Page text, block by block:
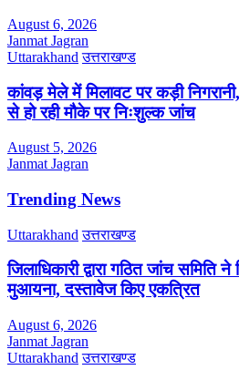
August 6, 2026
Janmat Jagran
Uttarakhand उत्तराखण्ड
कांवड़ मेले में मिलावट पर कड़ी
से हो रही मौके पर निःशुल्क जांच
August 5, 2026
Janmat Jagran
Trending News
Uttarakhand उत्तराखण्ड
जिलाधिकारी द्वारा गठित जांच समिति
मुआयना, दस्तावेज किए एकत्रित
August 6, 2026
Janmat Jagran
Uttarakhand उत्तराखण्ड